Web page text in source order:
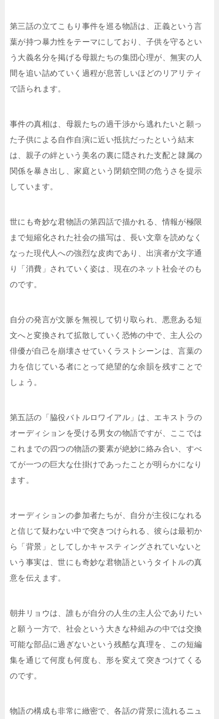
第三話の立てこもり事件を巡る物語は、正義という言
葉が持つ暴力性をテーマにしており、子供を守るとい
う大義名分を掲げる母親たちの集団心理が、無実の人
間を追い詰めていく過程が息苦しいほどのリアリティ
で語られます。
事件の真相は、母親たちの過干渉から逃れたいと願っ
た子供による自作自演に近い抵抗だったという結末
は、親子の絆という美名の裏に隠された支配と隷属の
関係を暴き出し、家庭という閉鎖空間の危うさを提示
しています。
世にも奇妙な君物語の第四話で描かれる、情報が極限
まで短縮化された社会の描写は、長い文章を読めなく
なった現代人への強烈な皮肉であり、出演者が文字通
り「消費」されていく姿は、現在のネット社会そのも
のです。
自分の発言が文脈を無視して切り取られ、悪意ある短
文へと変換されて拡散していく恐怖の中で、主人公の
俳優が自己を崩壊させていくラストシーンは、言葉の
力を信じている者にとって絶望的な余韻を残すことで
しょう。
第五話の「脇役バトルロワイアル」は、エキストラの
オーディションを受ける男女の物語ですが、ここでは
これまでの四つの物語の要素が絶妙に絡み合い、すべ
てが一つの巨大な仕掛けであったことが明らかになり
ます。
オーディションの参加者たちが、自分が主役になれる
と信じて疑わない中で突きつけられる、彼らは最初か
ら「背景」としてしかキャスティングされていないと
いう事実は、世にも奇妙な君物語というタイトルの真
意を伝えます。
朝井リョウは、誰もが自分の人生の主人公でありたい
と願う一方で、社会という大きな枠組みの中では交換
可能な部品に過ぎないという残酷な真理を、この短編
集を通じて何度も何度も、形を変えて突きつけてくる
のです。
物語の構成も非常に緻密で、各話の背景に流れるニュ